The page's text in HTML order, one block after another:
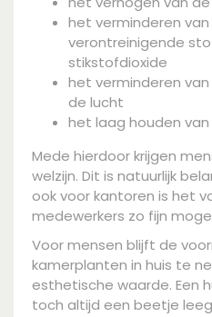
het verminderen
verontreinigende
stikstofdioxide
het verminderen
de lucht
het laag houden
Mede hierdoor krijgen
welzijn. Dit is natuurlijk
ook voor kantoren is het
medewerkers zo fijn
Voor mensen blijft de
kamerplanten in huis te
esthetische waarde. Een
toch altijd een beetje leeg